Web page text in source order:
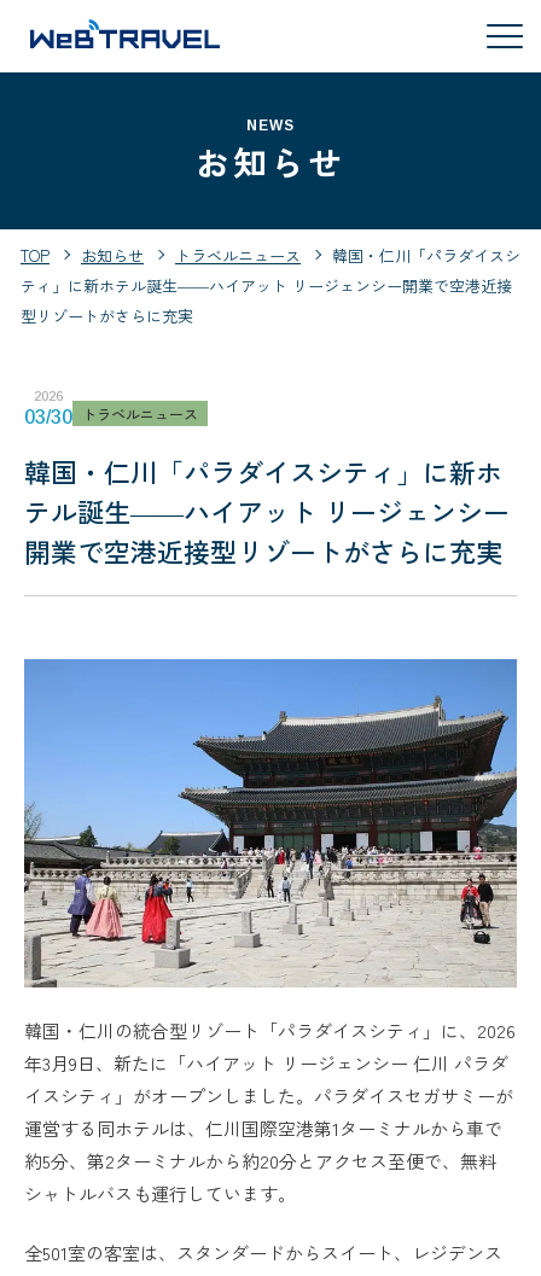
NEWS
お知らせ
TOP お知らせ トラベルニュース
韓国・仁川「パラダイスシ
ティ」に新ホテル誕生――ハイアット リージェンシー開業で空港近接
型リゾートがさらに充実
2026
03/30 トラベルニュース
韓国・仁川「パラダイスシティ」に新ホ
テル誕生――ハイアット リージェンシー
開業で空港近接型リゾートがさらに充実
韓国・仁川の統合型リゾート「パラダイスシティ」に、2026
年3月9日、新たに「ハイアット リージェンシー 仁川 パラダ
イスシティ」がオープンしました。パラダイスセガサミーが
運営する同ホテルは、仁川国際空港第1ターミナルから車で
約5分、第2ターミナルから約20分とアクセス至便で、無料
シャトルバスも運行しています。
全501室の客室は、スタンダードからスイート、レジデンス